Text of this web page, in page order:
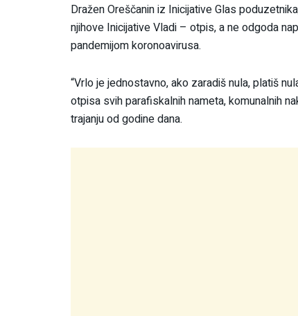
Dražen Oreščanin iz Inicijative Glas
njihove Inicijative Vladi – otpis, a ne odgoda
pandemijom koronoavirusa.
“Vrlo je jednostavno, ako zaradiš nula, platiš
otpisa svih parafiskalnih nameta, komunalnih
trajanju od godine dana.